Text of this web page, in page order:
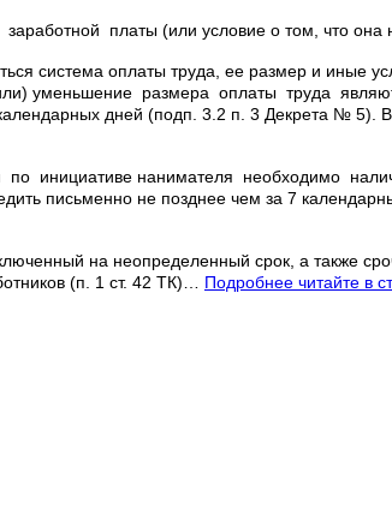
платы (или условие о том, что она
система оплаты труда, ее размер и иные
уменьшение размера оплаты труда
дней (подп. 3.2 п. 3 Декрета № 5). В
инициативе нанимателя необходимо
письменно не позднее чем за 7
на неопределенный срок, а также
(п. 1 ст. 42 ТК)… Подробнее читайте в